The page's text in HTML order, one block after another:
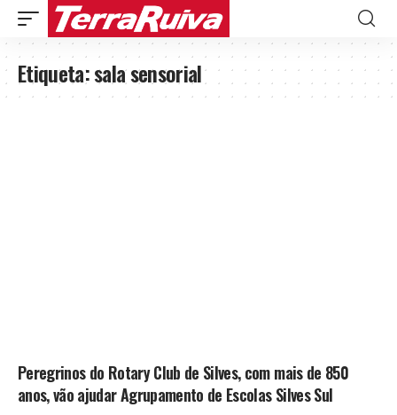
Etiqueta:sala sensorial
Peregrinos do Rotary Club de Silves, com mais de 850
anos, vão ajudar Agrupamento de Escolas Silves Sul